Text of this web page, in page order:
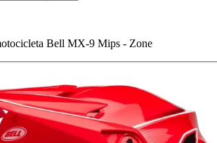
Bell MX-9 Mips - Zone